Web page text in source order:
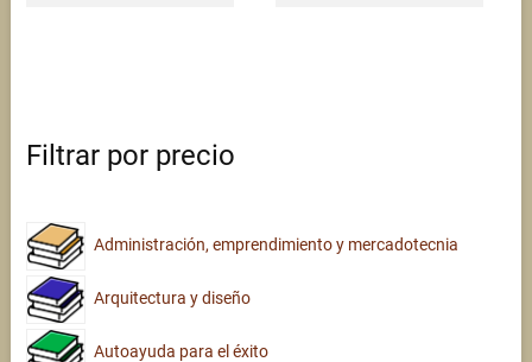
Filtrar por precio
Administración, emprendimiento y mercadotecnia
Arquitectura y diseño
Autoayuda para el éxito